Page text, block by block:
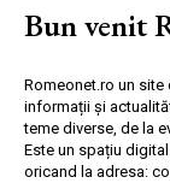
Bun venit
Romeonet.ro un
informații și
teme diverse, de la
Este un spațiu
oricand la adresa: